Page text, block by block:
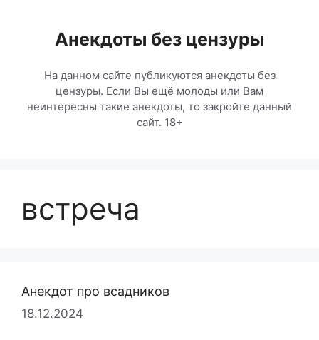
содержимомуАнекдоты без цензуры
На данном сайте публикуются анекдоты без
цензуры. Если Вы ещё молоды или Вам
неинтересны такие анекдоты, то закройте данный
сайт. 18+
встреча
Анекдот про всадников
18.12.2024